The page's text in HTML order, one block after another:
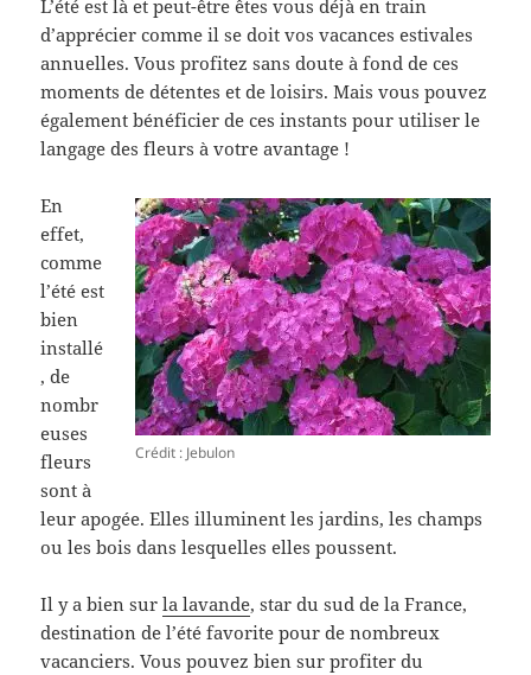
L’été est là et peut-être êtes vous déjà en train
d’apprécier comme il se doit vos vacances estivales
annuelles. Vous profitez sans doute à fond de ces
moments de détentes et de loisirs. Mais vous pouvez
également bénéficier de ces instants pour utiliser le
langage des fleurs à votre avantage !
Crédit : Jebulon
En
effet,
comme
l’été est
bien
installé
, de
nombr
euses
fleurs
sont à
leur apogée. Elles illuminent les jardins, les champs
ou les bois dans lesquelles elles poussent.
Il y a bien surla lavande, star du sud de la France,
destination de l’été favorite pour de nombreux
vacanciers. Vous pouvez bien sur profiter du